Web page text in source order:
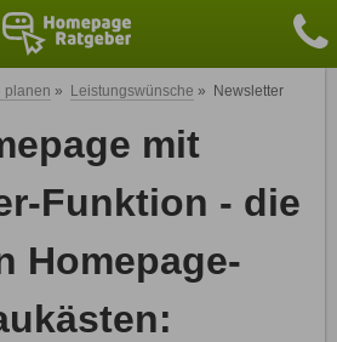
planen » Leistungswünsche » Newsletter
mit
Funktion - die
Homepage-